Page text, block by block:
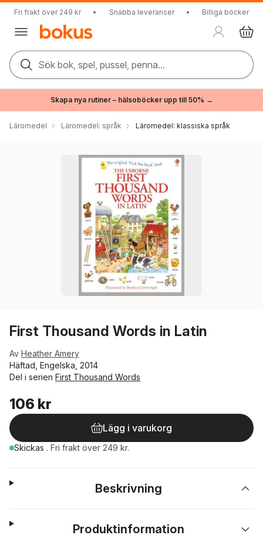
Fri frakt över 249 kr • Snabba leveranser • Billiga böcker
Sök bok, spel, pussel, penna...
Skapa nya rutiner – hälsoböcker upp till 50% →
Läromedel Läromedel: språk Läromedel: klassiska språk
First Thousand Words in Latin
Av Heather Amery
Häftad, Engelska, 2014
Del i serien First Thousand Words
106 kr
Lägg i varukorg
Skickas . Fri frakt över 249 kr.
Beskrivning
Produktinformation